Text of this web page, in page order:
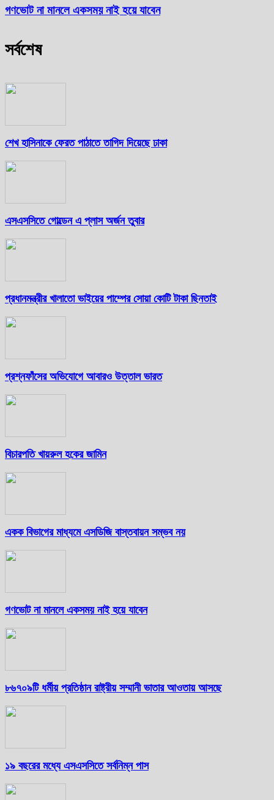
গণভোট না মানলে একসময় নাই হয়ে যাবেন
সর্বশেষ
শেখ হাসিনাকে ফেরত পাঠাতে তাগিদ দিয়েছে ঢাকা
এসএসসিতে গোল্ডেন এ প্লাস অর্জন তুবার
প্রধানমন্ত্রীর খালাতো ভাইয়ের পাম্পের সোয়া কোটি টাকা ছিনতাই
প্রশ্নফাঁসের অভিযোগে আবারও উত্তাল ভারত
বিচারপতি খায়রুল হকের জামিন
একক বিভাগের মাধ্যমে এসডিজি বাস্তবায়ন সম্ভব নয়
গণভোট না মানলে একসময় নাই হয়ে যাবেন
৮৬৭০৯টি ধর্মীয় প্রতিষ্ঠান রাষ্ট্রীয় সম্মানী ভাতার আওতায় আসছে
১৯ বছরের মধ্যে এসএসসিতে সর্বনিম্ন পাস